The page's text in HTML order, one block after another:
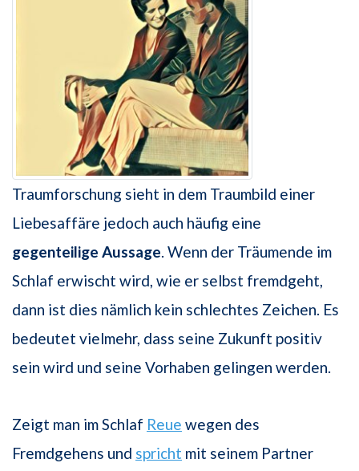
Traumforschung sieht in dem Traumbild einer
Liebesaffäre jedoch auch häufig eine
gegenteilige Aussage . Wenn der Träumende im
Schlaf erwischt wird, wie er selbst fremdgeht,
dann ist dies nämlich kein schlechtes Zeichen. Es
bedeutet vielmehr, dass seine Zukunft positiv
sein wird und seine Vorhaben gelingen werden.
Zeigt man im Schlaf Reue wegen des
Fremdgehens und spricht mit seinem Partner